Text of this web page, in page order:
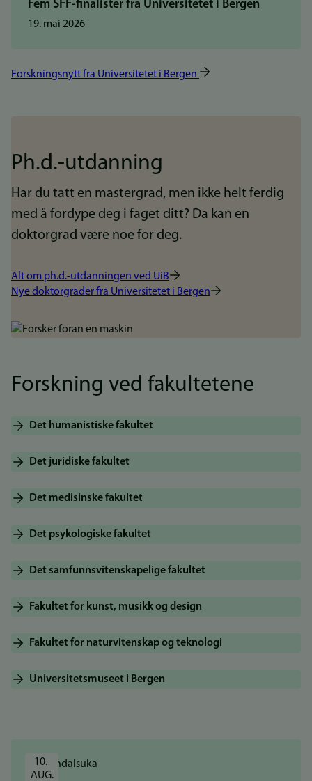
Fem SFF-finalister fra Universitetet i Bergen
19. mai 2026
Forskningsnytt fra Universitetet i Bergen
Ph.d.-utdanning
Har du tatt en mastergrad, men ikke helt ferdig
med å fordype deg i faget ditt? Da kan en
doktorgrad være noe for deg.
Alt om ph.d.-utdanningen ved UiB
Nye doktorgrader fra Universitetet i Bergen
Bilde
Forskning ved fakultetene
Det humanistiske fakultet
Det juridiske fakultet
Det medisinske fakultet
Det psykologiske fakultet
Det samfunnsvitenskapelige fakultet
Fakultet for kunst, musikk og design
Fakultet for naturvitenskap og teknologi
Universitetsmuseet i Bergen
10.
AUG.